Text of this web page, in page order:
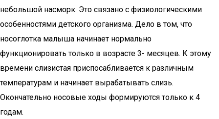
небольшой насморк. Это связано с физиологическими
особенностями детского организма. Дело в том, что
носоглотка малыша начинает нормально
функционировать только в возрасте 3- месяцев. К этому
времени слизистая приспосабливается к различным
температурам и начинает вырабатывать слизь.
Окончательно носовые ходы формируются только к 4
годам.